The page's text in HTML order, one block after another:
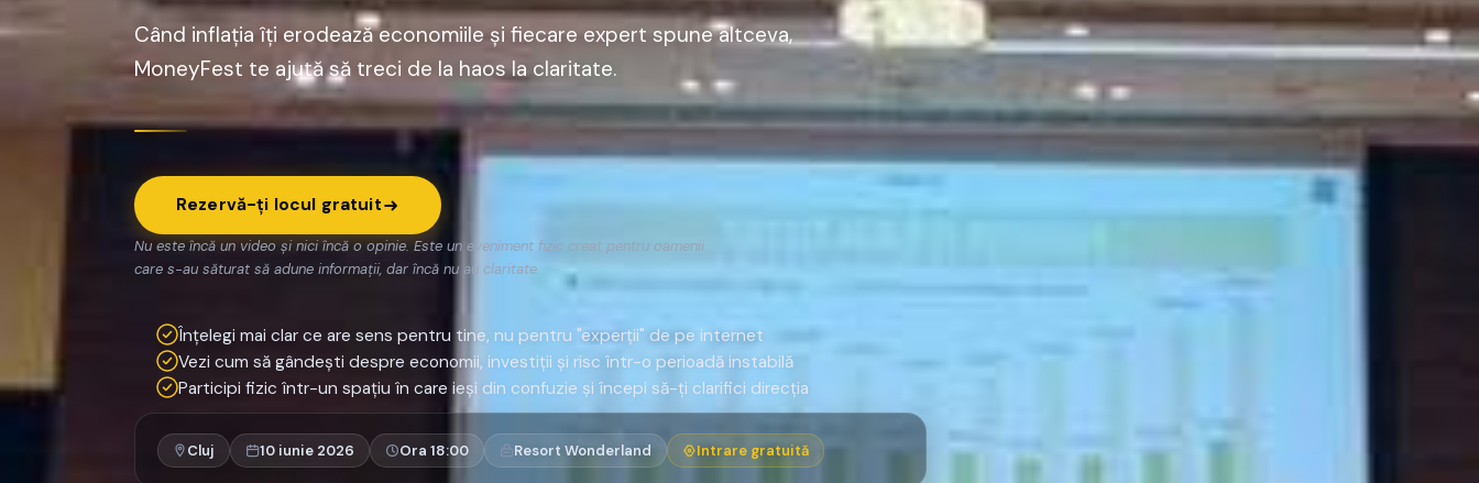
Când inflația îți erodează economiile și fiecare expert spune altceva,
MoneyFest te ajută să treci de la haos la claritate.
Rezervă-ți locul gratuit
Nu este încă un video și nici încă o opinie. Este un eveniment fizic creat pentru oamenii
care s-au săturat să adune informații, dar încă nu au claritate.
Înțelegi mai clar ce are sens pentru tine, nu pentru "experții" de pe internet
Vezi cum să gândești despre economii, investiții și risc într-o perioadă instabilă
Participi fizic într-un spațiu în care ieși din confuzie și începi să-ți clarifici direcția
Cluj 10 iunie 2026 Ora 18:00 Resort Wonderland Intrare gratuită